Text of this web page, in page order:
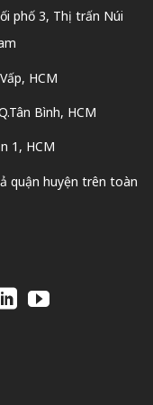
phố 3, Thị trấn Núi
HCM
Bình, HCM
1, HCM
quận huyện trên toàn